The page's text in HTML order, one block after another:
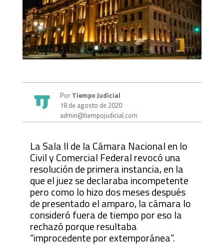
PorTiempo Judicial
18 de agosto de 2020
admin@tiempojudicial.com
La Sala II de la Cámara Nacional en lo
Civil y Comercial Federal revocó una
resolución de primera instancia, en la
que el juez se declaraba incompetente
pero como lo hizo dos meses después
de presentado el amparo, la cámara lo
consideró fuera de tiempo por eso la
rechazó porque resultaba
“improcedente por extemporánea”.